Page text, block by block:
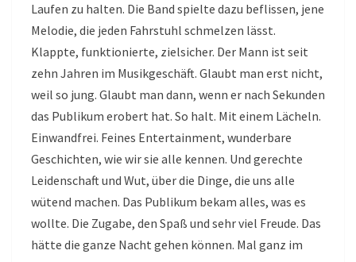
Laufen zu halten. Die Band spielte dazu beflissen, jene
Melodie, die jeden Fahrstuhl schmelzen lässt.
Klappte, funktionierte, zielsicher. Der Mann ist seit
zehn Jahren im Musikgeschäft. Glaubt man erst nicht,
weil so jung. Glaubt man dann, wenn er nach Sekunden
das Publikum erobert hat. So halt. Mit einem Lächeln.
Einwandfrei. Feines Entertainment, wunderbare
Geschichten, wie wir sie alle kennen. Und gerechte
Leidenschaft und Wut, über die Dinge, die uns alle
wütend machen. Das Publikum bekam alles, was es
wollte. Die Zugabe, den Spaß und sehr viel Freude. Das
hätte die ganze Nacht gehen können. Mal ganz im